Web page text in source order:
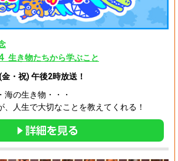
生き物たちから学ぶこと
・祝) 午後2時放送！
海の生き物・・・
、人生で大切なことを教えてくれる！